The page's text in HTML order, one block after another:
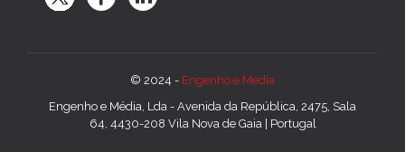
© 2024 - Engenho e Média
Engenho e Média, Lda - Avenida da República, 2475, Sala
64, 4430-208 Vila Nova de Gaia | Portugal